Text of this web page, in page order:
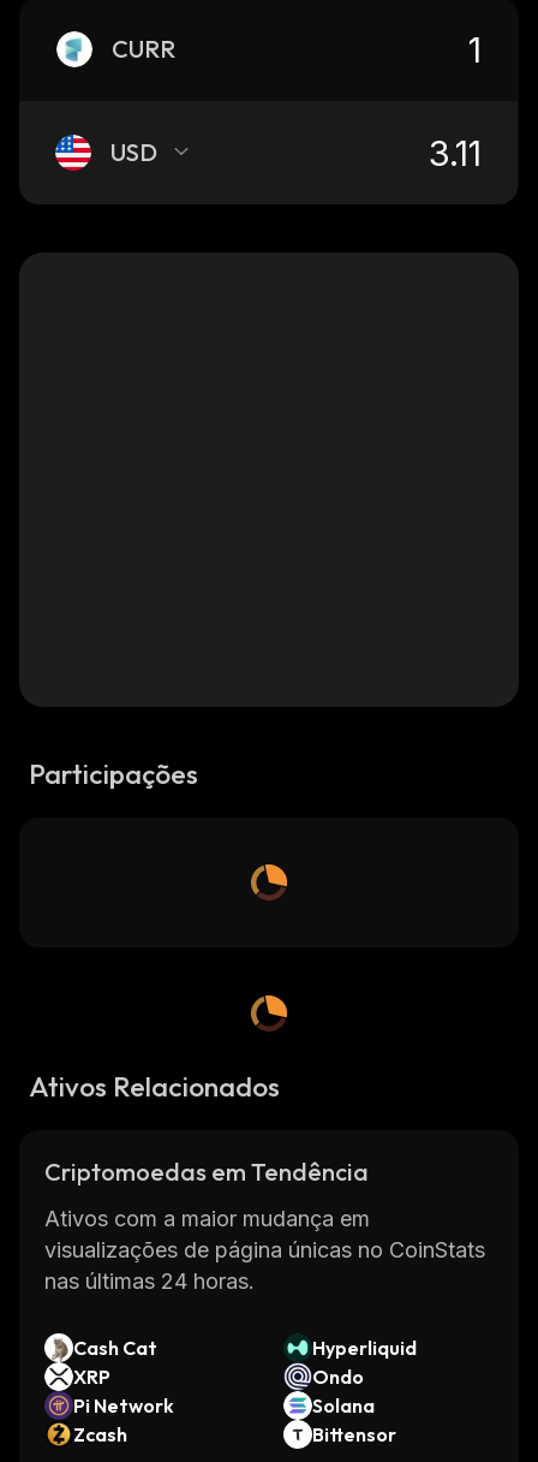
CURR
USD
Participações
Ativos Relacionados
Criptomoedas em Tendência
Ativos com a maior mudança em
visualizações de página únicas no CoinStats
nas últimas 24 horas.
Cash Cat
Hyperliquid
XRP
Ondo
Pi Network
Solana
Zcash
Bittensor